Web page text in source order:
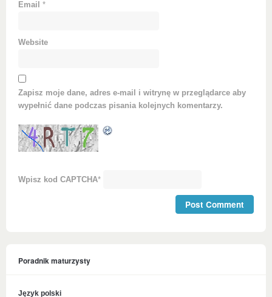
Email *
Website
Zapisz moje dane, adres e-mail i witrynę w przeglądarce aby
wypełnić dane podczas pisania kolejnych komentarzy.
Wpisz kod CAPTCHA*
Poradnik maturzysty
Język polski